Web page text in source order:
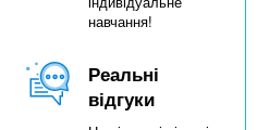
навчання!
Реальні
відгуки